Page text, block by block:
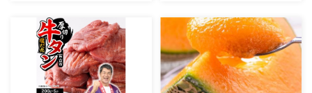
ぶ 焼肉 お祝い 記念日 ギフト
贈り物 贈答 プレゼント おすそ
分け 宮崎県 日南市 送料無料
_BCV1-24